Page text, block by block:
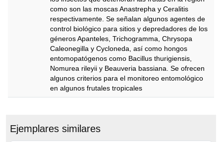
como son las moscas Anastrepha y Ceralitis
respectivamente. Se señalan algunos agentes de
control biológico para sitios y depredadores de los
géneros Apanteles, Trichogramma, Chrysopa
Caleonegilla y Cycloneda, así como hongos
entomopatógenos como Bacillus thurigiensis,
Nomurea rileyii y Beauveria bassiana. Se ofrecen
algunos criterios para el monitoreo entomológico
en algunos frutales tropicales
Ejemplares similares